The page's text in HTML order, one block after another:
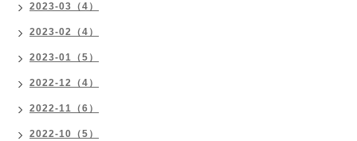
2023-03（4）
2023-02（4）
2023-01（5）
2022-12（4）
2022-11（6）
2022-10（5）